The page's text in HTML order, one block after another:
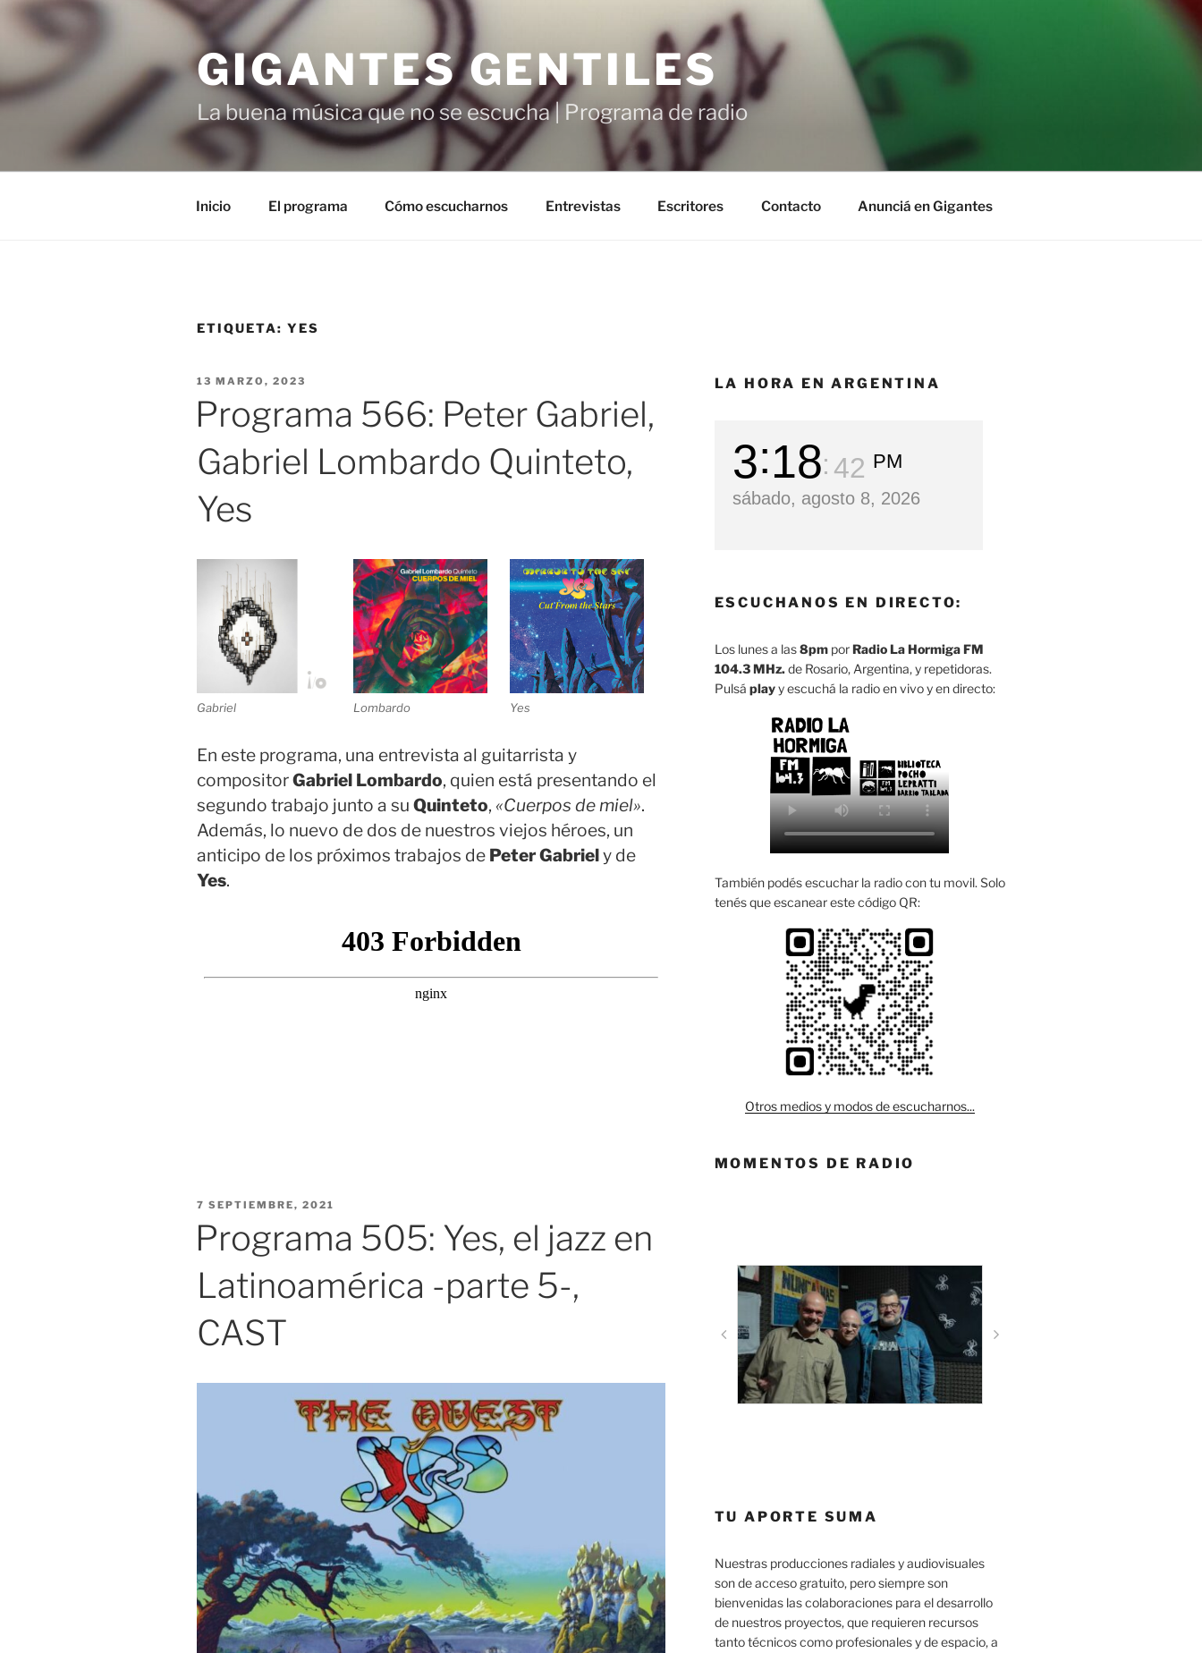
Saltar
GIGANTES GENTILES
La buena música que no se escucha | Programa de radio
Inicio El programa Cómo escucharnos Entrevistas Escritores Contacto Anunciá en Gigantes
ETIQUETA: YES
PUBLICADO
13 MARZO, 2023
Programa 566: Peter Gabriel,
Gabriel Lombardo Quinteto,
Yes
Gabriel Lombardo Yes
En este programa, una entrevista al guitarrista y
compositorGabriel Lombardo, quien está presentando el
segundo trabajo junto a su Quinteto, «Cuerpos de miel».
Además, lo nuevo de dos de nuestros viejos héroes, un
anticipo de los próximos trabajos de Peter Gabriely de
Yes.
PUBLICADO
7 SEPTIEMBRE, 2021
Programa 505: Yes, el jazz en
Latinoamérica -parte 5-,
CAST
LA HORA EN ARGENTINA
3 18 43 PM
sábado, agosto 8, 2026
ESCUCHANOS EN DIRECTO:
Los lunes a las8pmporRadio La Hormiga FM
104.3 MHz.de Rosario, Argentina, y repetidoras.
Pulsá playy escuchá la radio en vivo y en directo:
También podés escuchar la radio con tu movil. Solo
tenés que escanear este código QR:
Otros medios y modos de escucharnos...
MOMENTOS DE RADIO
TU APORTE SUMA
Nuestras producciones radiales y audiovisuales
son de acceso gratuito, pero siempre son
bienvenidas las colaboraciones para el desarrollo
de nuestros proyectos, que requieren recursos
tanto técnicos como profesionales y de espacio, a